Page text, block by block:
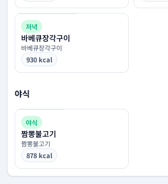
저녁
바베큐장각구이
바베큐장각구이
930 kcal
야식
야식
짬뽕불고기
짬뽕불고기
878 kcal